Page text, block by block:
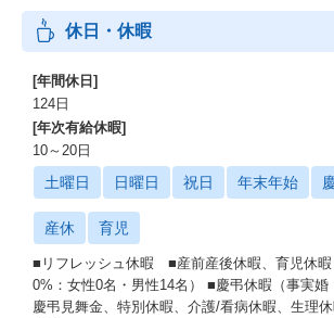
休日・休暇
[年間休日]
124日
[年次有給休暇]
10～20日
土曜日 日曜日 祝日 年末年始
産休 育児
■リフレッシュ休暇 ■産前産後休暇、育児休暇
0%：女性0名・男性14名） ■慶弔休暇（事実婚
慶弔見舞金、特別休暇、介護/看病休暇、生理